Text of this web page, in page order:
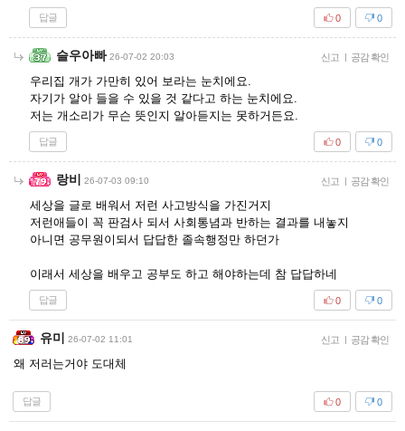
답글 0
0
슬우아빠 26-07-02 20:03 신고 | 공감 확인
우리집 개가 가만히 있어 보라는 눈치에요.
자기가 알아 들을 수 있을 것 같다고 하는 눈치에요.
저는 개소리가 무슨 뜻인지 알아듣지는 못하거든요.
답글 0
0
랑비 26-07-03 09:10 신고 | 공감 확인
세상을 글로 배워서 저런 사고방식을 가진거지
저런애들이 꼭 판검사 되서 사회통념과 반하는 결과를 내놓지
아니면 공무원이되서 답답한 졸속행정만 하던가
이래서 세상을 배우고 공부도 하고 해야하는데 참 답답하네
답글 0
0
유미 26-07-02 11:01 신고 | 공감 확인
왜 저러는거야 도대체
답글 0
0